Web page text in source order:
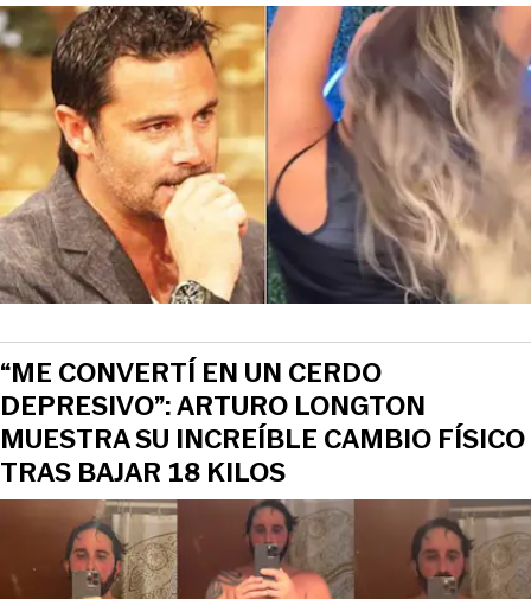
“ME CONVERTÍ EN UN CERDO
DEPRESIVO”: ARTURO LONGTON
MUESTRA SU INCREÍBLE CAMBIO FÍSICO
TRAS BAJAR 18 KILOS